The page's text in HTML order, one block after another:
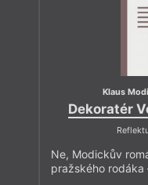
Klaus
Dekoratér
Ne, Modickův
pražského rodáka